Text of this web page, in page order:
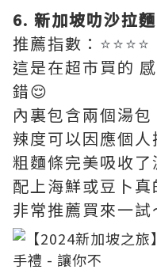
6. 新加坡叻沙拉
推薦指數： ⭐⭐⭐⭐
這是在超市買的
錯😌
內裏包含兩個湯
辣度可以因應個
粗麵條完美吸收了
配上海鮮或豆卜
非常推薦買來一試